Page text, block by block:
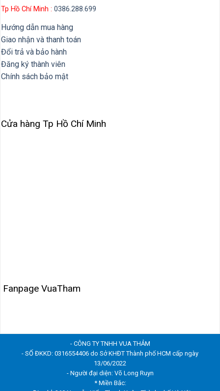
Tp Hồ Chí Minh : 0386.288.699
Hướng dẫn mua hàng
Giao nhận và thanh toán
Đổi trả và bảo hành
Đăng ký thành viên
Chính sách bảo mật
Cửa hàng Tp Hồ Chí Minh
Fanpage VuaTham
- CÔNG TY TNHH VUA THẢM
- SỐ ĐKKD: 0316554406 do Sở KHĐT Thành phố HCM cấp ngày
13/06/2022
- Người đại diện: Võ Long Ruyn
* Miền Bắc: